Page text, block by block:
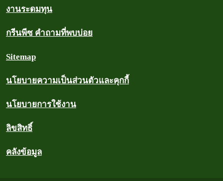
งานระดมทุน
กรีนพีซ คำถามที่พบบ่อย
Sitemap
นโยบายความเป็นส่วนตัวและคุกกี้
นโยบายการใช้งาน
ลิขสิทธิ์
คลังข้อมูล